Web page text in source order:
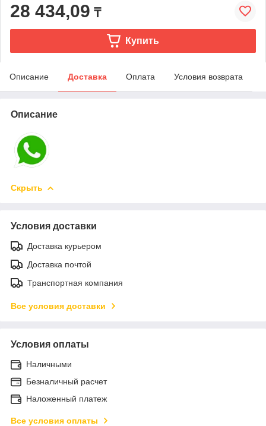
28 434,09 ₸
Купить
Описание Доставка Оплата Условия возврата
Описание
Скрыть
Условия доставки
Доставка курьером
Доставка почтой
Транспортная компания
Все условия доставки
Условия оплаты
Наличными
Безналичный расчет
Наложенный платеж
Все условия оплаты